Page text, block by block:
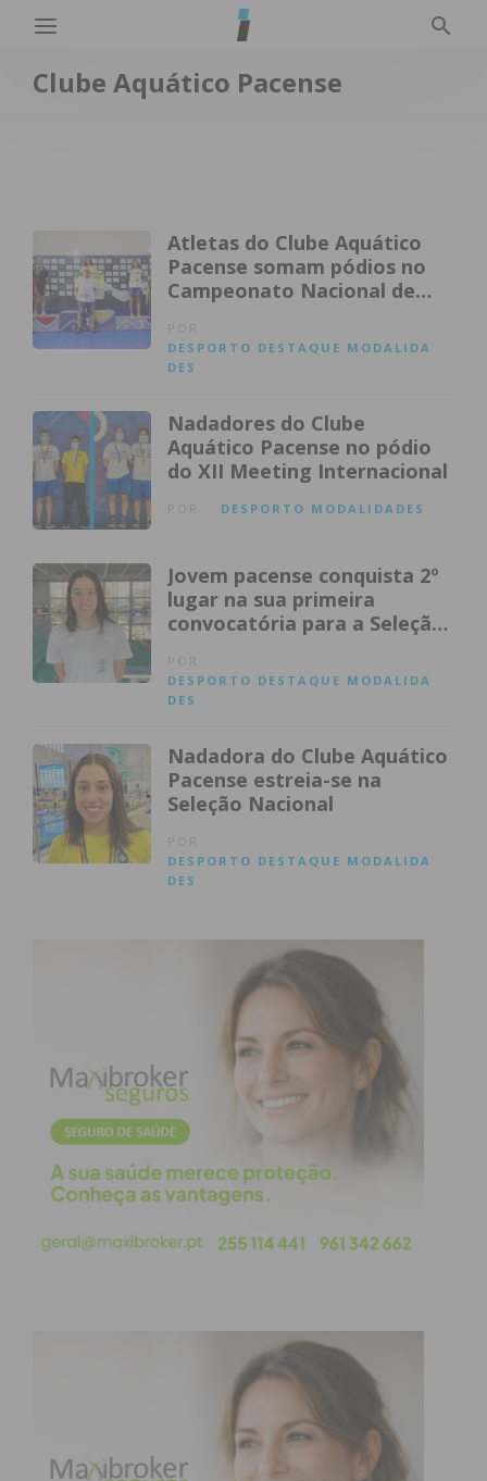
Clube Aquático Pacense
Atletas do Clube Aquático
Pacense somam pódios no
Campeonato Nacional de
DESPORTO DESTAQUE MODALIDA
DES
Nadadores do Clube
Aquático Pacense no pódio
do XII Meeting Internacional
DESPORTO MODALIDADES
Jovem pacense conquista 2º
lugar na sua primeira
convocatória para a Seleção
DESPORTO DESTAQUE MODALIDA
DES
Nadadora do Clube Aquático
Pacense estreia-se na
Seleção Nacional
DESPORTO DESTAQUE MODALIDA
DES